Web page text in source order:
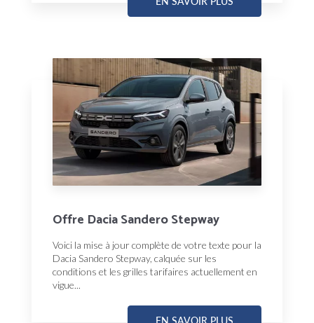
Offre Dacia Sandero Stepway
Voici la mise à jour complète de votre texte pour la
Dacia Sandero Stepway, calquée sur les
conditions et les grilles tarifaires actuellement en
vigue...
EN SAVOIR PLUS